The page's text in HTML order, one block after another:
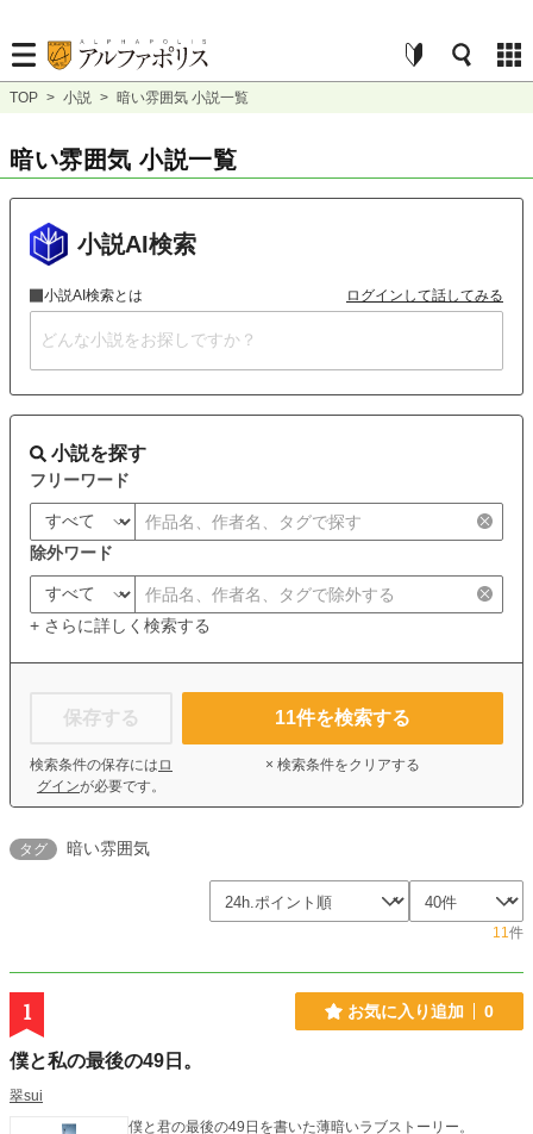
TOP > 小説 > 暗い雰囲気 小説一覧
暗い雰囲気 小説一覧
小説AI検索
小説AI検索とは ログインして話してみる
小説を探す
フリーワード
除外ワード
+ さらに詳しく検索する
保存する
検索条件の保存には ロ
グインが必要です。
11件を検索する
× 検索条件をクリアする
タグ 暗い雰囲気
11件
1 お気に入り追加 0
僕と私の最後の49日。
翠sui
僕と君の最後の49日を書いた薄暗いラブストーリー。